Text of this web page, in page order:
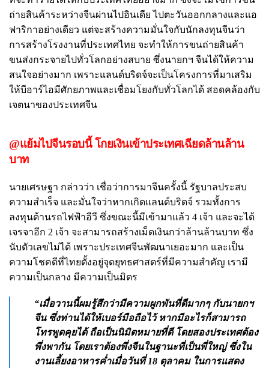
ถ่ายสินค้าระหว่างจีนผ่านไปอินเดีย ไปตะวันออกกลางและแอ
ฟาริกาอย่างเดียว แต่จะสร้างความมั่นใจกับนักลงทุนจีนว่า
การสร้างโรงงานที่ประเทศไทย จะทำให้การขนถ่ายสินค้า
ขนส่งกระจายไปทั่วโลกอย่างสบาย ซึ่งนายกฯ จีนได้ให้ความ
สนใจอย่างมาก เพราะแลนด์บริดจ์จะเป็นโครงการที่มาเสริม
ให้บีอาร์ไอมีศักยภาพและเชื่อมโยงกับทั่วโลกได้ สอดคล้องกับ
เจตนาของประเทศจีน
@แย้มไปจีนรอบนี้ โกยเงินเข้าประเทศเฉียดล้านล้าน
บาท
นายเศรษฐา กล่าวว่า เชื่อว่าการมาจีนครั้งนี้ รัฐบาลประสบ
ความสำเร็จ และมั่นใจว่าหากเกิดแลนด์บริดจ์ รวมทั้งการ
ลงทุนด้านรถไฟฟ้าอีวี ซึ่งขณะนี้มีเข้ามาแล้ว 4 เจ้า และจะได้
เจรจาอีก 2 เจ้า จะสามารถสร้างเม็ดเงินกว่าล้านล้านบาท ซึ่ง
นับตัวเลขไม่ได้ เพราะประเทศจีนพัฒนาเยอะมาก และเป็น
ความโชคดีที่ไทยตั้งอยู่จุดยุทธศาสตร์ที่มีความสำคัญ เรามี
ความเป็นกลาง มีความเป็นมิตร
“เมื่อวานนี้ผมรู้สึกว่ามีความผูกพันที่ดีมากๆ กับนายกฯ
จีน ซึ่งท่านได้ให้เบอร์มือถือไว้ หากมีอะไรก็สามารถ
โทรพูดคุยได้ ถือเป็นนิมิตหมายที่ดี โดยสองประเทศต้อง
พึ่งพากัน โดยเราต้องพึ่งจีนในฐานะที่เป็นพี่ใหญ่ ซึ่งใน
งานเลี้ยงอาหารค่ำเมื่อวันที่ 18 ตุลาคม ในการแสดง